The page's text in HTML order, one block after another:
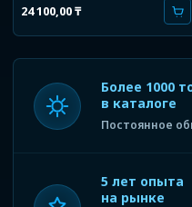
24 100,00₸
Более 1000
в каталоге
Постоянное
5 лет опыта
на рынке